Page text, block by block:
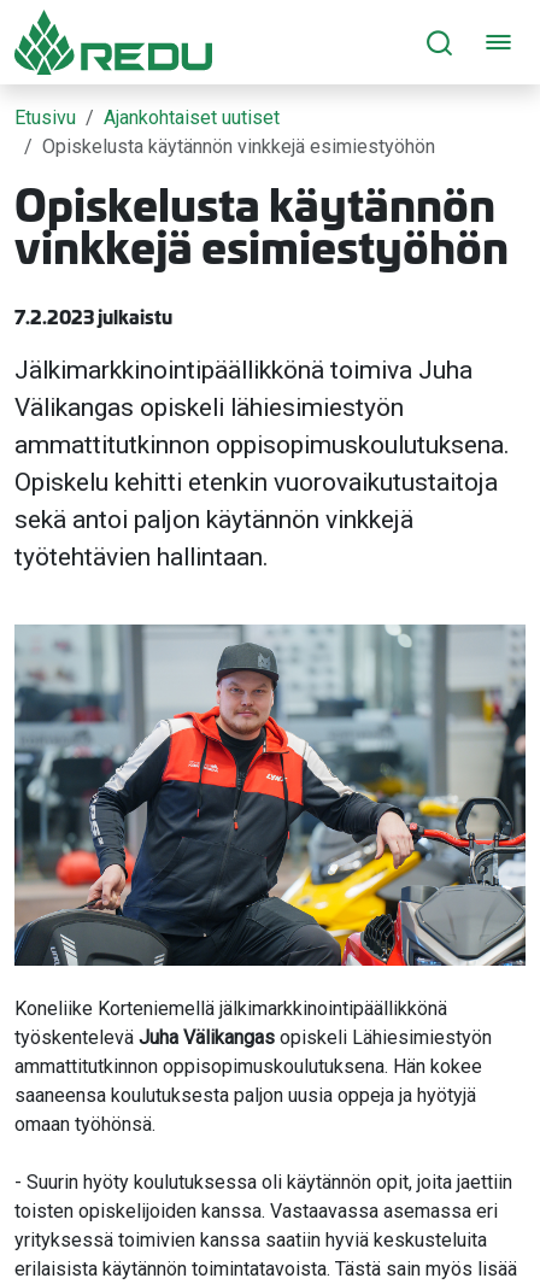
Siirry sivusisältöön
Etusivu
Ajankohtaiset uutiset
Opiskelusta käytännön vinkkejä esimiestyöhön
Opiskelusta käytännön
vinkkejä esimiestyöhön
7.2.2023 julkaistu
Jälkimarkkinointipäällikkönä toimiva Juha
Välikangas opiskeli lähiesimiestyön
ammattitutkinnon oppisopimuskoulutuksena.
Opiskelu kehitti etenkin vuorovaikutustaitoja
sekä antoi paljon käytännön vinkkejä
työtehtävien hallintaan.
Koneliike Korteniemellä jälkimarkkinointipäällikkönä
työskentelevä Juha Välikangas opiskeli Lähiesimiestyön
ammattitutkinnon oppisopimuskoulutuksena. Hän kokee
saaneensa koulutuksesta paljon uusia oppeja ja hyötyjä
omaan työhönsä.
- Suurin hyöty koulutuksessa oli käytännön opit, joita jaettiin
toisten opiskelijoiden kanssa. Vastaavassa asemassa eri
yrityksessä toimivien kanssa saatiin hyviä keskusteluita
erilaisista käytännön toimintatavoista. Tästä sain myös lisää